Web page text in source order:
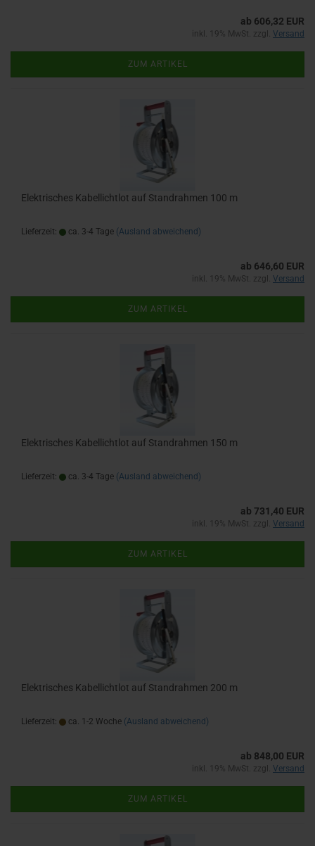
ab 606,32 EUR
inkl. 19% MwSt. zzgl. Versand
ZUM ARTIKEL
Elektrisches Kabellichtlot auf Standrahmen 100 m
Lieferzeit: ca. 3-4 Tage (Ausland abweichend)
ab 646,60 EUR
inkl. 19% MwSt. zzgl. Versand
ZUM ARTIKEL
Elektrisches Kabellichtlot auf Standrahmen 150 m
Lieferzeit: ca. 3-4 Tage (Ausland abweichend)
ab 731,40 EUR
inkl. 19% MwSt. zzgl. Versand
ZUM ARTIKEL
Elektrisches Kabellichtlot auf Standrahmen 200 m
Lieferzeit: ca. 1-2 Woche (Ausland abweichend)
ab 848,00 EUR
inkl. 19% MwSt. zzgl. Versand
ZUM ARTIKEL